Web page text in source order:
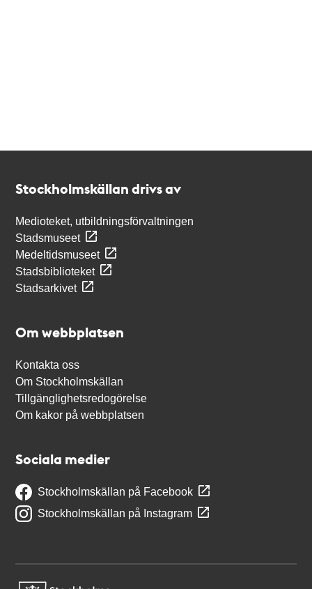
Stockholmskällan drivs av
Medioteket, utbildningsförvaltningen
Stadsmuseet
Medeltidsmuseet
Stadsbiblioteket
Stadsarkivet
Om webbplatsen
Kontakta oss
Om Stockholmskällan
Tillgänglighetsredogörelse
Om kakor på webbplatsen
Sociala medier
Stockholmskällan på Facebook
Stockholmskällan på Instagram